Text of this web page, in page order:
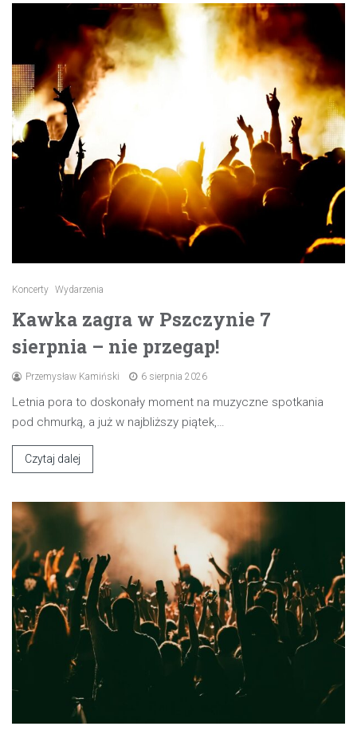
Koncerty Wydarzenia
Kawka zagra w Pszczynie 7
sierpnia – nie przegap!
Przemysław Kamiński 6 sierpnia 2026
Letnia pora to doskonały moment na muzyczne spotkania
pod chmurką, a już w najbliższy piątek,…
Czytaj dalej